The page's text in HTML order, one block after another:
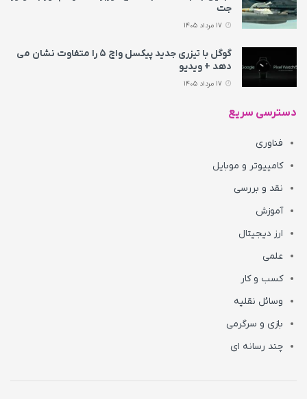
جت
گوگل با تیزری جدید پیکسل واچ ۵ را متفاوت نشان می‌
دهد + ویدیو
دسترسی سریع
فناوری
کامپیوتر و موبایل
نقد و بررسی
آموزش
ارز دیجیتال
علمی
کسب و کار
وسائل نقلیه
بازی و سرگرمی
چند رسانه ای